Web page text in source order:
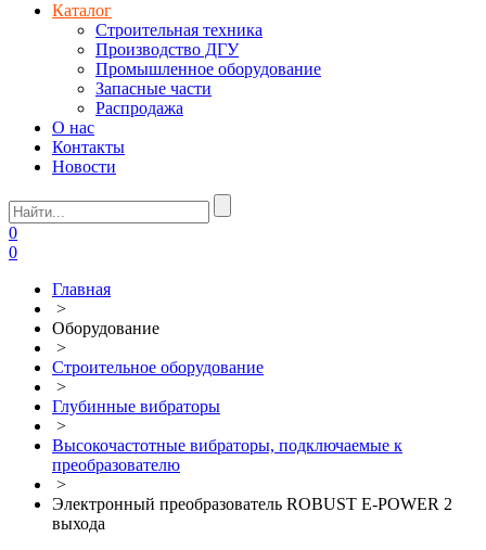
Каталог
Строительная техника
Производство ДГУ
Промышленное оборудование
Запасные части
Распродажа
О нас
Контакты
Новости
0
0
Главная
>
Оборудование
>
Строительное оборудование
>
Глубинные вибраторы
>
Высокочастотные вибраторы, подключаемые к
преобразователю
>
Электронный преобразователь ROBUST E-POWER 2
выхода